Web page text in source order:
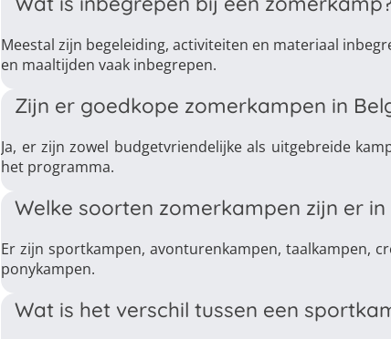
Meestal zijn begeleiding, activiteiten en materiaal
en maaltijden vaak inbegrepen.
Zijn er goedkope zomerkampen in
Ja, er zijn zowel budgetvriendelijke als uitgebreide
het programma.
Welke soorten zomerkampen zijn er in
Er zijn sportkampen, avonturenkampen, taalkampen,
ponykampen.
Wat is het verschil tussen een